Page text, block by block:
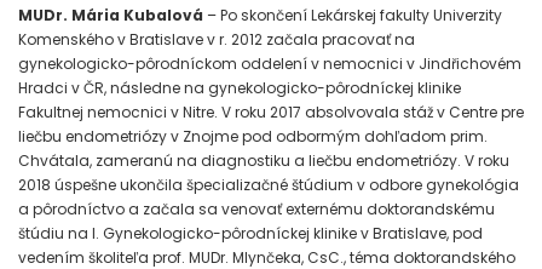
MUDr. Mária Kubalová – Po skončení Lekárskej fakulty Univerzity
Komenského v Bratislave v r. 2012 začala pracovať na
gynekologicko-pôrodníckom oddelení v nemocnici v Jindřichovém
Hradci v ČR, následne na gynekologicko-pôrodníckej klinike
Fakultnej nemocnici v Nitre. V roku 2017 absolvovala stáž v Centre pre
liečbu endometriózy v Znojme pod odbormým dohľadom prim.
Chvátala, zameranú na diagnostiku a liečbu endometriózy. V roku
2018 úspešne ukončila špecializačné štúdium v odbore gynekológia
a pôrodníctvo a začala sa venovať externému doktorandskému
štúdiu na I. Gynekologicko-pôrodníckej klinike v Bratislave, pod
vedením školiteľa prof. MUDr. Mlynčeka, CsC., téma doktorandského